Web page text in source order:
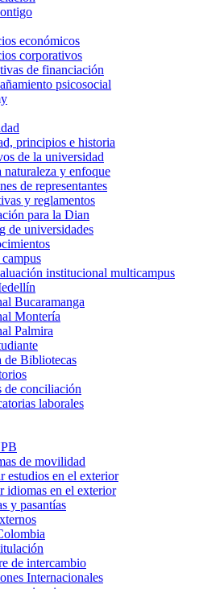
económicos
corporativos
de financiación
psicosocial
principios e historia
de la universidad
naturaleza y enfoque
de representantes
y reglamentos
para la Dian
de universidades
institucional multicampus
Bucaramanga
Montería
Palmira
de Bibliotecas
de conciliación
laborales
de movilidad
estudios en el exterior
idiomas en el exterior
y pasantías
de intercambio
Internacionales